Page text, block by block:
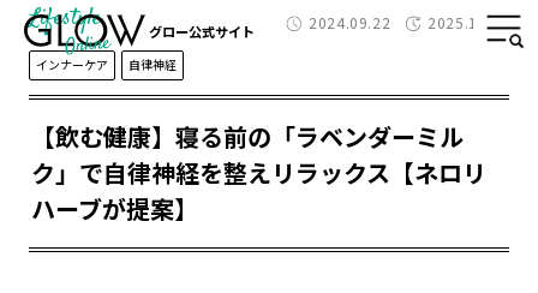
グロー公式サイト 2024.09.22 2025.11.02
Lifestyle
インナーケア 自律神経
【飲む健康】寝る前の「ラベンダーミル
ク」で自律神経を整えリラックス【ネロリ
ハーブが提案】